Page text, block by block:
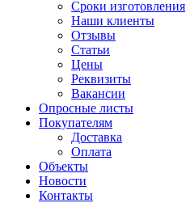
Сроки изготовления
Наши клиенты
Отзывы
Статьи
Цены
Реквизиты
Вакансии
Опросные листы
Покупателям
Доставка
Оплата
Объекты
Новости
Контакты